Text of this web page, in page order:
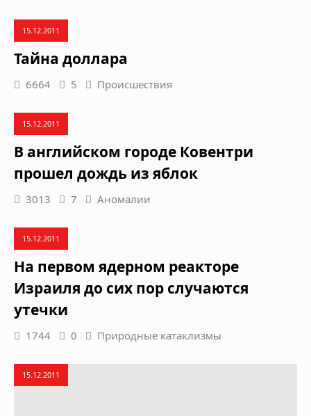
15.12.2011
Тайна доллара
6664 5 Происшествия
15.12.2011
В английском городе Ковентри
прошел дождь из яблок
3013 7 Аномалии
15.12.2011
На первом ядерном реакторе
Израиля до сих пор случаются
утечки
1744 0 Природные катаклизмы
15.12.2011